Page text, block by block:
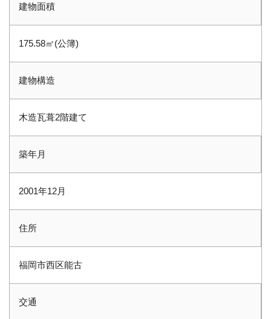
建物面積
175.58㎡(公簿)
建物構造
木造瓦葺2階建て
築年月
2001年12月
住所
福岡市西区能古
交通